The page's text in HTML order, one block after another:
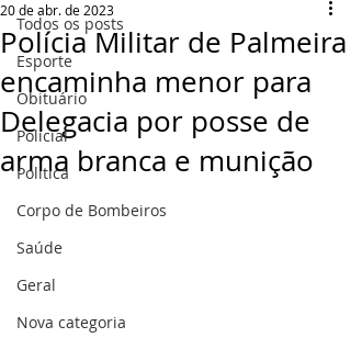
Todos os posts
Esporte
Obituário
Policial
Politica
Corpo de Bombeiros
Saúde
Geral
Nova categoria
Polícia Militar de Palmeira
encaminha menor para
Delegacia por posse de
arma branca e munição
20 de abr. de 2023